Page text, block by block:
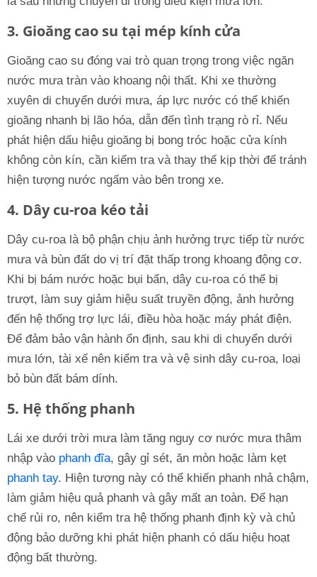
3. Gioăng cao su tại mép kính cửa
Gioăng cao su đóng vai trò quan trọng trong việc ngăn
nước mưa tràn vào khoang nội thất. Khi xe thường
xuyên di chuyển dưới mưa, áp lực nước có thể khiến
gioăng nhanh bị lão hóa, dẫn đến tình trạng rò rỉ. Nếu
phát hiện dấu hiệu gioăng bị bong tróc hoặc cửa kính
không còn kín, cần kiểm tra và thay thế kịp thời để tránh
hiện tượng nước ngấm vào bên trong xe.
4. Dây cu-roa kéo tải
Dây cu-roa là bộ phận chịu ảnh hưởng trực tiếp từ nước
mưa và bùn đất do vị trí đặt thấp trong khoang động cơ.
Khi bị bám nước hoặc bụi bẩn, dây cu-roa có thể bị
trượt, làm suy giảm hiệu suất truyền động, ảnh hưởng
đến hệ thống trợ lực lái, điều hòa hoặc máy phát điện.
Để đảm bảo vận hành ổn định, sau khi di chuyển dưới
mưa lớn, tài xế nên kiểm tra và vệ sinh dây cu-roa, loại
bỏ bùn đất bám dính.
5. Hệ thống phanh
Lái xe dưới trời mưa làm tăng nguy cơ nước mưa thâm
nhập vào phanh đĩa, gây gỉ sét, ăn mòn hoặc làm kẹt
phanh tay. Hiện tượng này có thể khiến phanh nhả chậm,
làm giảm hiệu quả phanh và gây mất an toàn. Để hạn
chế rủi ro, nên kiểm tra hệ thống phanh định kỳ và chủ
động bảo dưỡng khi phát hiện phanh có dấu hiệu hoạt
động bất thường.